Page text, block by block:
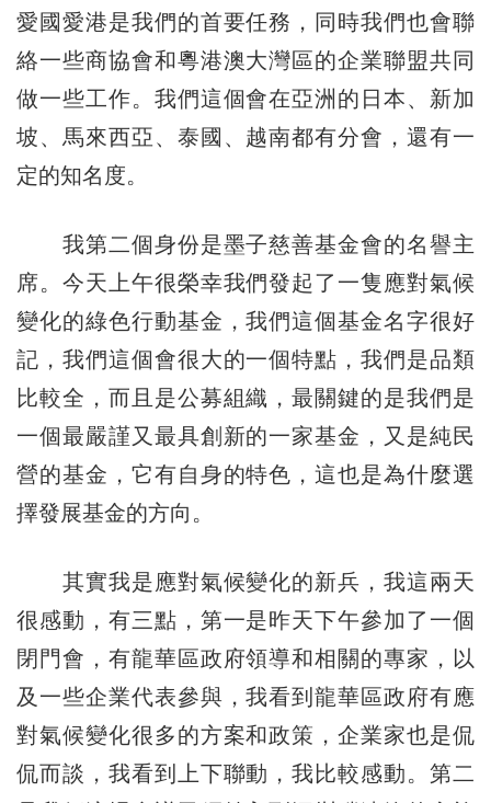
愛國愛港是我們的首要任務，同時我們也會聯
絡一些商協會和粵港澳大灣區的企業聯盟共同
做一些工作。我們這個會在亞洲的日本、新加
坡、馬來西亞、泰國、越南都有分會，還有一
定的知名度。
我第二個身份是墨子慈善基金會的名譽主
席。今天上午很榮幸我們發起了一隻應對氣候
變化的綠色行動基金，我們這個基金名字很好
記，我們這個會很大的一個特點，我們是品類
比較全，而且是公募組織，最關鍵的是我們是
一個最嚴謹又最具創新的一家基金，又是純民
營的基金，它有自身的特色，這也是為什麼選
擇發展基金的方向。
其實我是應對氣候變化的新兵，我這兩天
很感動，有三點，第一是昨天下午參加了一個
閉門會，有龍華區政府領導和相關的專家，以
及一些企業代表參與，我看到龍華區政府有應
對氣候變化很多的方案和政策，企業家也是侃
侃而談，我看到上下聯動，我比較感動。第二